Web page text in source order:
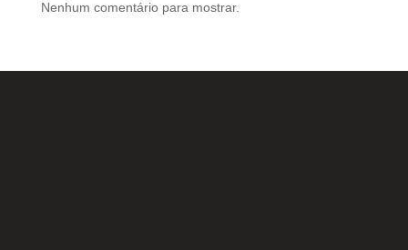
Nenhum comentário para mostrar.